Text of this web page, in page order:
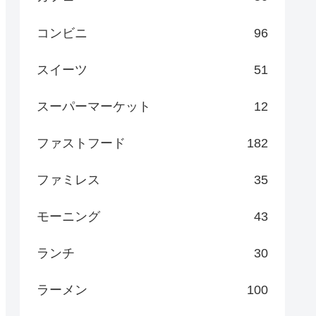
コンビニ 96
スイーツ 51
スーパーマーケット 12
ファストフード 182
ファミレス 35
モーニング 43
ランチ 30
ラーメン 100